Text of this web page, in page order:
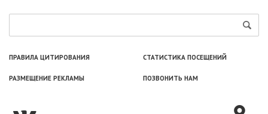
ПРАВИЛА ЦИТИРОВАНИЯ СТАТИСТИКА ПОСЕЩЕНИЙ
РАЗМЕЩЕНИЕ РЕКЛАМЫ ПОЗВОНИТЬ НАМ